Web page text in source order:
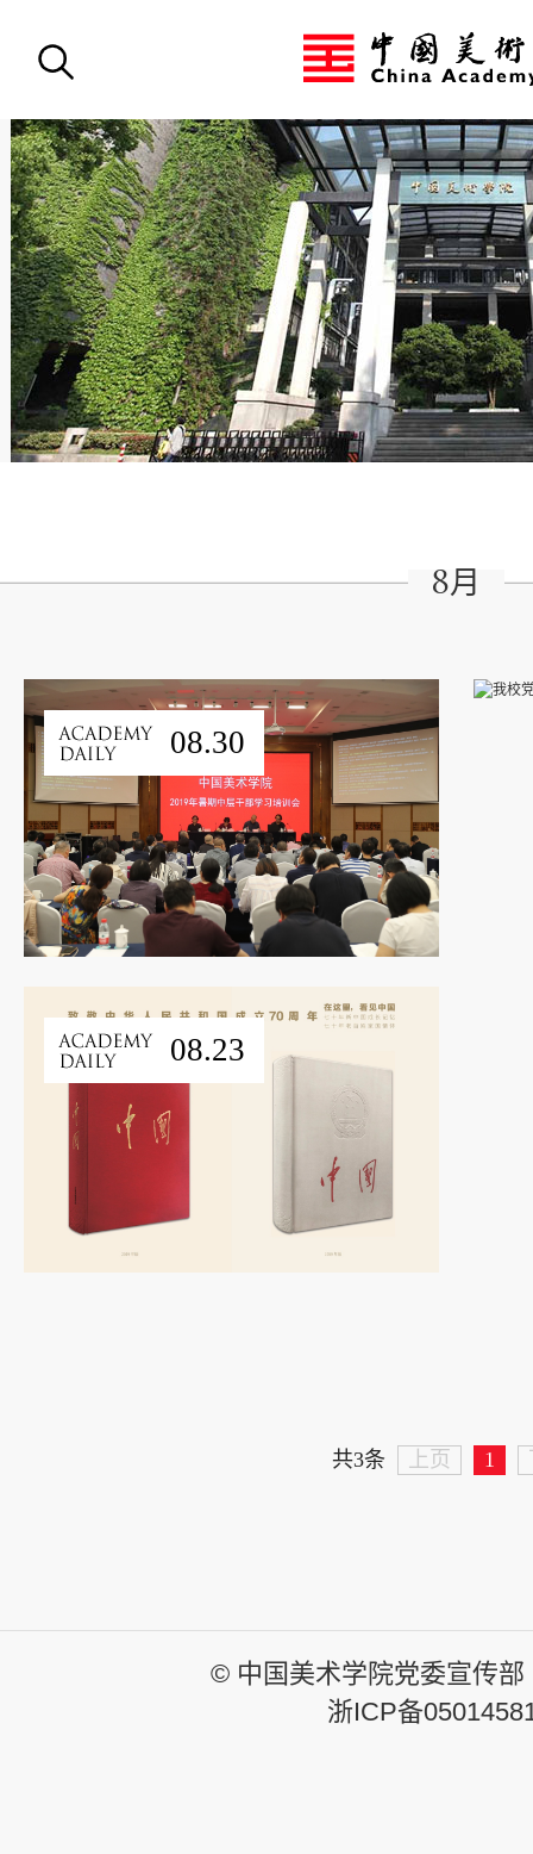
8月
08.30
08.23
共3条 上页 1
© 中国美术学院党委宣传
浙ICP备